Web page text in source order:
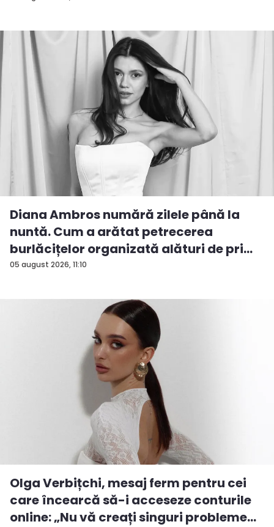
05 august 2026, 11:10
Diana Ambros numără zilele până la
nuntă. Cum a arătat petrecerea
burlăcițelor organizată alături de pri...
Olga Verbițchi, mesaj ferm pentru cei
care încearcă să-i acceseze conturile
online: „Nu vă creați singuri probleme...